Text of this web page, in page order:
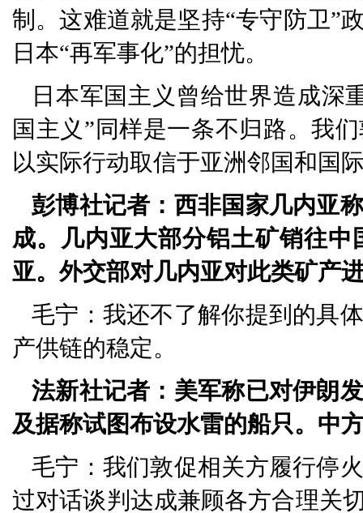
制。这难道就是坚持“专守防卫”
日本“再军事化”的担忧。
日本军国主义曾给世界造成深
国主义”同样是一条不归路。我
以实际行动取信于亚洲邻国和国
彭博社记者：西非国家几内亚
成。几内亚大部分铝土矿销往
亚。外交部对几内亚对此类矿产
毛宁：我还不了解你提到的具
产供链的稳定。
法新社记者：美军称已对伊朗
及据称试图布设水雷的船只。中
毛宁：我们敦促相关方履行停
过对话谈判达成兼顾各方合理关